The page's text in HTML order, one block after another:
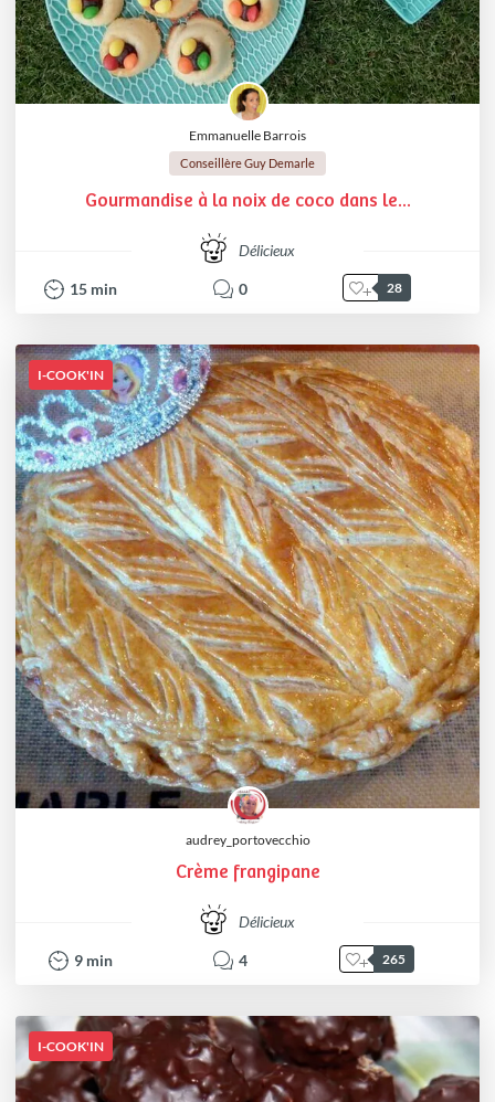
Emmanuelle Barrois
Conseillère Guy Demarle
Gourmandise à la noix de coco dans le...
Délicieux
15 min 0 28
I-COOK'IN
audrey_portovecchio
Crème frangipane
Délicieux
9 min 4 265
I-COOK'IN